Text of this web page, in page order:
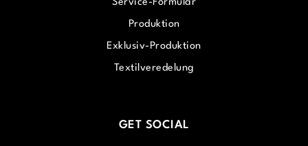
Service-Formular
Produktion
Exklusiv-Produktion
Textilveredelung
GET SOCIAL